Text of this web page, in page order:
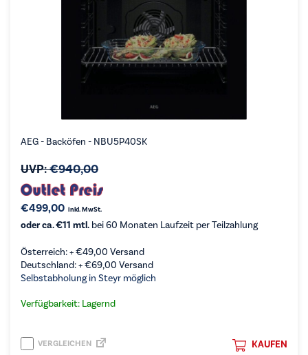
AEG - Backöfen - NBU5P40SK
UVP:€940,00
€499,00 inkl. MwSt.
oder ca. €11 mtl. bei 60 Monaten Laufzeit per Teilzahlung
Österreich: +€49,00 Versand
Deutschland: +€69,00 Versand
Selbstabholung in Steyr möglich
Verfügbarkeit: Lagernd
KAUFEN
VERGLEICHEN